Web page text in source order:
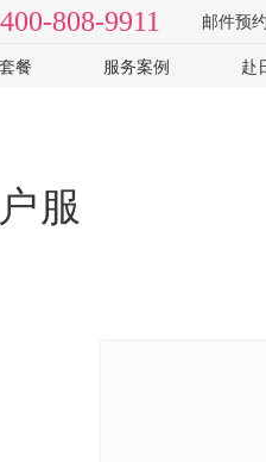
400-808-9911 邮件预约
餐
服务案例
赴
服